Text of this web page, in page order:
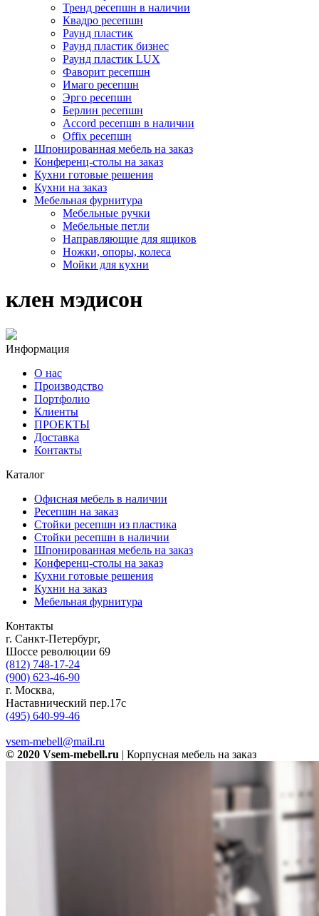
Тренд ресепшн в наличии
Квадро ресепшн
Раунд пластик
Раунд пластик бизнес
Раунд пластик LUX
Фаворит ресепшн
Имаго ресепшн
Эрго ресепшн
Берлин ресепшн
Accord ресепшн в наличии
Offix ресепшн
Шпонированная мебель на заказ
Конференц-столы на заказ
Кухни готовые решения
Кухни на заказ
Мебельная фурнитура
Мебельные ручки
Мебельные петли
Направляющие для ящиков
Ножки, опоры, колеса
Мойки для кухни
клен мэдисон
Информация
О нас
Производство
Портфолио
Клиенты
ПРОЕКТЫ
Доставка
Контакты
Каталог
Офисная мебель в наличии
Ресепшн на заказ
Стойки ресепшн из пластика
Стойки ресепшн в наличии
Шпонированная мебель на заказ
Конференц-столы на заказ
Кухни готовые решения
Кухни на заказ
Мебельная фурнитура
Контакты
г. Санкт-Петербург,
Шоссе революции 69
(812) 748-17-24
(900) 623-46-90
г. Москва,
Наставнический пер.17с
(495) 640-99-46
vsem-mebell@mail.ru
© 2020 Vsem-mebell.ru | Корпусная мебель на заказ